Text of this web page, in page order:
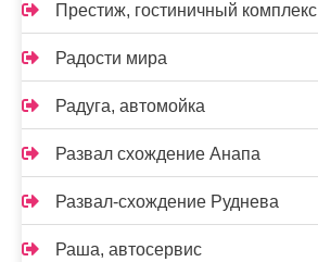
Престиж, гостиничный комплекс
Радости мира
Радуга, автомойка
Развал схождение Анапа
Развал-схождение Руднева
Раша, автосервис